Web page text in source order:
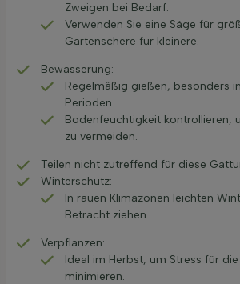
Zweigen bei Bedarf.
Verwenden Sie eine Säge für
Gartenschere für kleinere.
Bewässerung:
Regelmäßig gießen, besonders
Perioden.
Bodenfeuchtigkeit kontrollieren,
zu vermeiden.
Teilen nicht zutreffend für diese
Winterschutz:
In rauen Klimazonen leichten
Betracht ziehen.
Verpflanzen:
Ideal im Herbst, um Stress für
minimieren.